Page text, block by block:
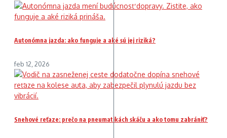
Autonómna jazda: ako funguje a aké sú jej riziká?
feb 12, 2026
Snehové reťaze: prečo na pneumatikách skáču a ako tomu zabrániť?